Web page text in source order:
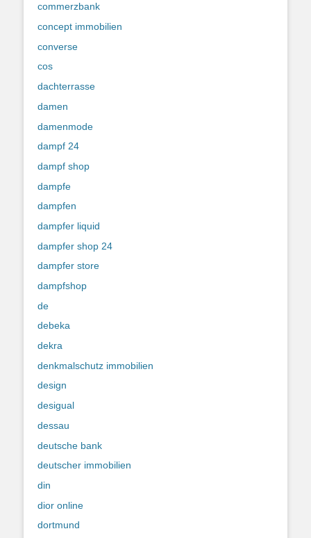
commerzbank
concept immobilien
converse
cos
dachterrasse
damen
damenmode
dampf 24
dampf shop
dampfe
dampfen
dampfer liquid
dampfer shop 24
dampfer store
dampfshop
de
debeka
dekra
denkmalschutz immobilien
design
desigual
dessau
deutsche bank
deutscher immobilien
din
dior online
dortmund